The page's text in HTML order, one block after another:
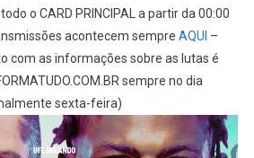
o CARD PRINCIPAL a partir da 00:00
acontecem sempre AQUI –
com as informações sobre as lutas é
sempre no dia
sexta-feira)